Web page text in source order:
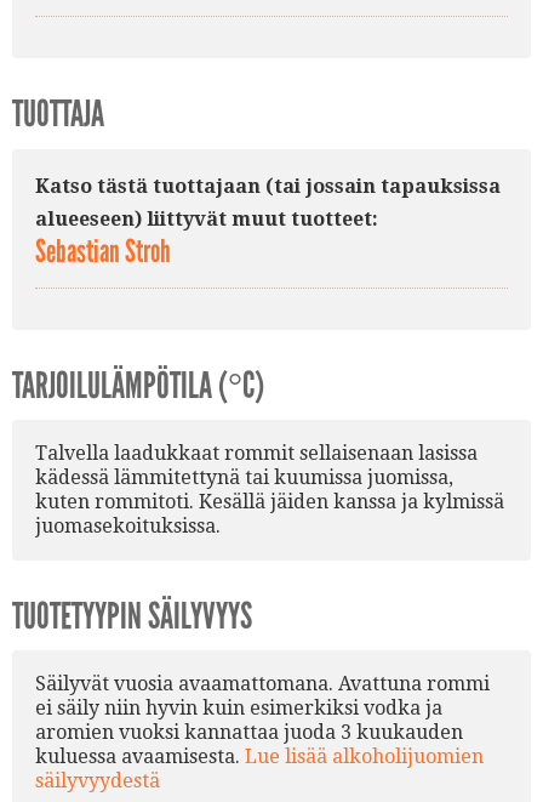
TUOTTAJA
Katso tästä tuottajaan (tai jossain tapauksissa
alueeseen) liittyvät muut tuotteet:
Sebastian Stroh
TARJOILULÄMPÖTILA (°C)
Talvella laadukkaat rommit sellaisenaan lasissa
kädessä lämmitettynä tai kuumissa juomissa,
kuten rommitoti. Kesällä jäiden kanssa ja kylmissä
juomasekoituksissa.
TUOTETYYPIN SÄILYVYYS
Säilyvät vuosia avaamattomana. Avattuna rommi
ei säily niin hyvin kuin esimerkiksi vodka ja
aromien vuoksi kannattaa juoda 3 kuukauden
kuluessa avaamisesta. Lue lisää alkoholijuomien
säilyvyydestä